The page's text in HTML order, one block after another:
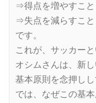
⇒得点を増やすこと
⇒失点を減らすこと
です。
これが、サッカー
オシムさんは、新
基本原則を念押しし
では、なぜこの基